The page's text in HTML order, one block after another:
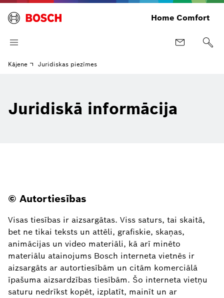
Home Comfort
Kājene Juridiskas piezīmes
Juridiskā informācija
© Autortiesības
Visas tiesības ir aizsargātas. Viss saturs, tai skaitā,
bet ne tikai teksts un attēli, grafiskie, skaņas,
animācijas un video materiāli, kā arī minēto
materiālu atainojums Bosch interneta vietnēs ir
aizsargāts ar autortiesībām un citām komerciālā
īpašuma aizsardzības tiesībām. Šo interneta vietņu
saturu nedrīkst kopēt, izplatīt, mainīt un ar